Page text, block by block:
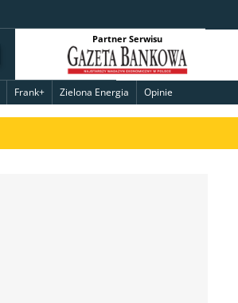
Partner Serwisu
Frank+ Zielona Energia Opinie